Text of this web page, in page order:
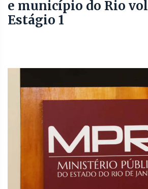
e município do Rio
Estágio 1